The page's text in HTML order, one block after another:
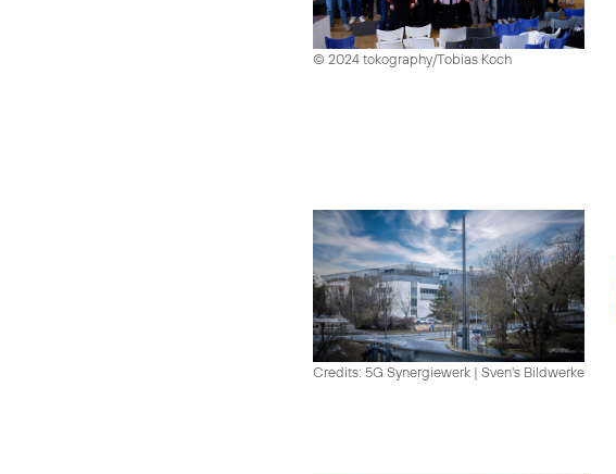
© 2024 tokography/Tobias Koch
Credits: 5G Synergiewerk | Sven's Bildwerke